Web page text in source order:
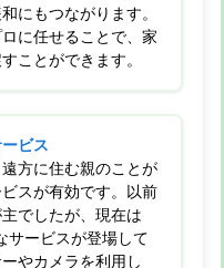
にもつながります。
に任せることで、家
ことができます。
ビス
方に住む親のことが
スが有効です。以前
でしたが、現在は
サービスが登場して
やカメラを利用し